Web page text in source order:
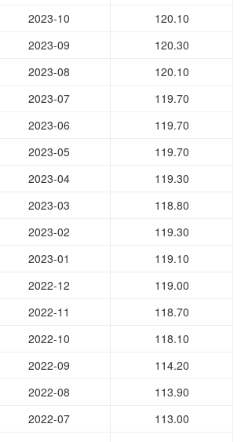
2023-10
120.10
2023-09
120.30
2023-08
120.10
2023-07
119.70
2023-06
119.70
2023-05
119.70
2023-04
119.30
2023-03
118.80
2023-02
119.30
2023-01
119.10
2022-12
119.00
2022-11
118.70
2022-10
118.10
2022-09
114.20
2022-08
113.90
2022-07
113.00